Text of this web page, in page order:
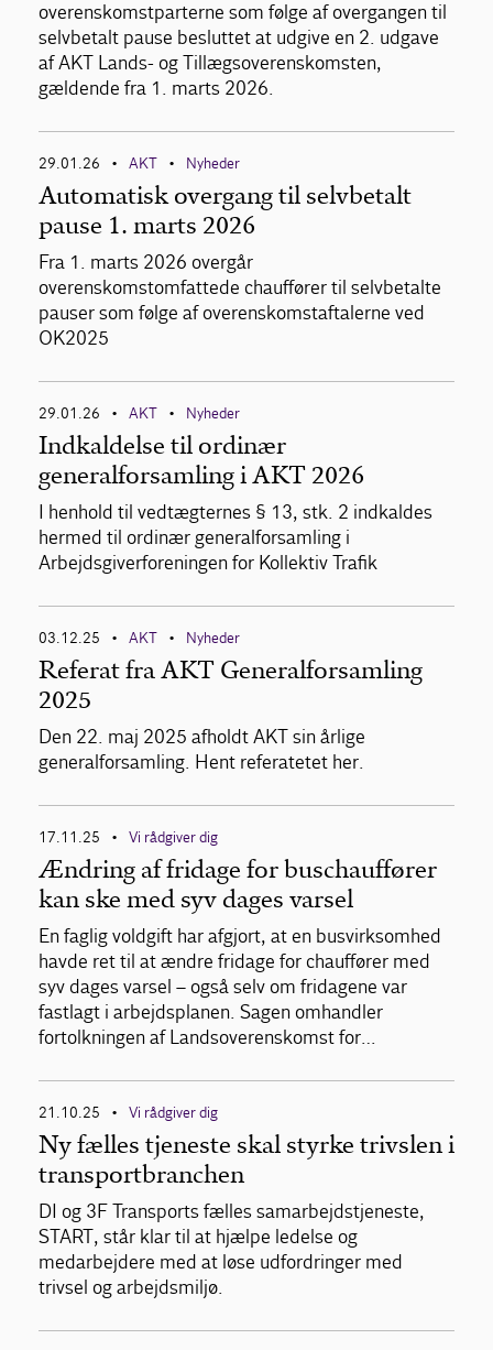
overenskomstparterne som følge af overgangen til
selvbetalt pause besluttet at udgive en 2. udgave
af AKT Lands- og Tillægsoverenskomsten,
gældende fra 1. marts 2026.
29.01.26 • AKT • Nyheder
Automatisk overgang til selvbetalt
pause 1. marts 2026
Fra 1. marts 2026 overgår
overenskomstomfattede chauffører til selvbetalte
pauser som følge af overenskomstaftalerne ved
OK2025
29.01.26 • AKT • Nyheder
Indkaldelse til ordinær
generalforsamling i AKT 2026
I henhold til vedtægternes § 13, stk. 2 indkaldes
hermed til ordinær generalforsamling i
Arbejdsgiverforeningen for Kollektiv Trafik
03.12.25 • AKT • Nyheder
Referat fra AKT Generalforsamling
2025
Den 22. maj 2025 afholdt AKT sin årlige
generalforsamling. Hent referatetet her.
17.11.25 • Vi rådgiver dig
Ændring af fridage for buschauffører
kan ske med syv dages varsel
En faglig voldgift har afgjort, at en busvirksomhed
havde ret til at ændre fridage for chauffører med
syv dages varsel – også selv om fridagene var
fastlagt i arbejdsplanen. Sagen omhandler
fortolkningen af Landsoverenskomst for…
21.10.25 • Vi rådgiver dig
Ny fælles tjeneste skal styrke trivslen i
transportbranchen
DI og 3F Transports fælles samarbejdstjeneste,
START, står klar til at hjælpe ledelse og
medarbejdere med at løse udfordringer med
trivsel og arbejdsmiljø.